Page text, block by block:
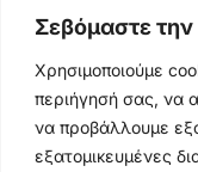
Σεβόμαστε την
Χρησιμοποιούμε
περιήγησή σας, να
να προβάλλουμε
εξατομικευμένες
Ωράρια &
210
Κεντρικό τηλέφωνο